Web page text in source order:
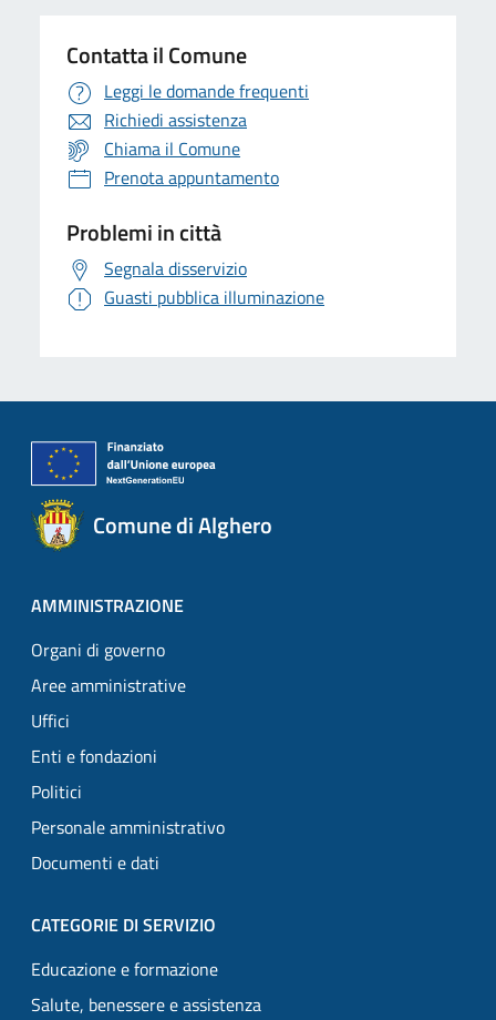
Contatta il Comune
Leggi le domande frequenti
Richiedi assistenza
Chiama il Comune
Prenota appuntamento
Problemi in città
Segnala disservizio
Guasti pubblica illuminazione
Comune di Alghero
AMMINISTRAZIONE
Organi di governo
Aree amministrative
Uffici
Enti e fondazioni
Politici
Personale amministrativo
Documenti e dati
CATEGORIE DI SERVIZIO
Educazione e formazione
Salute, benessere e assistenza